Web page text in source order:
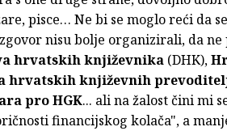
pisce… Ne bi se moglo reći da
nisu bolje organizirali, da ne
hrvatskih književnika (DHK),
hrvatskih književnih
pro HGK... ali na žalost čini mi
financijskog kolača", a